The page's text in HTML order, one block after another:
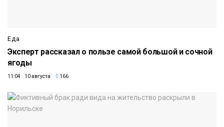
Еда
Эксперт рассказал о пользе самой большой и сочной
ягоды
11:04 10 августа 166